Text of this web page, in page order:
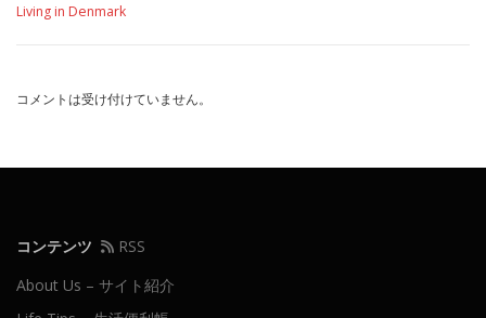
Living in Denmark
コメントは受け付けていません。
コンテンツ
RSS
About Us – サイト紹介